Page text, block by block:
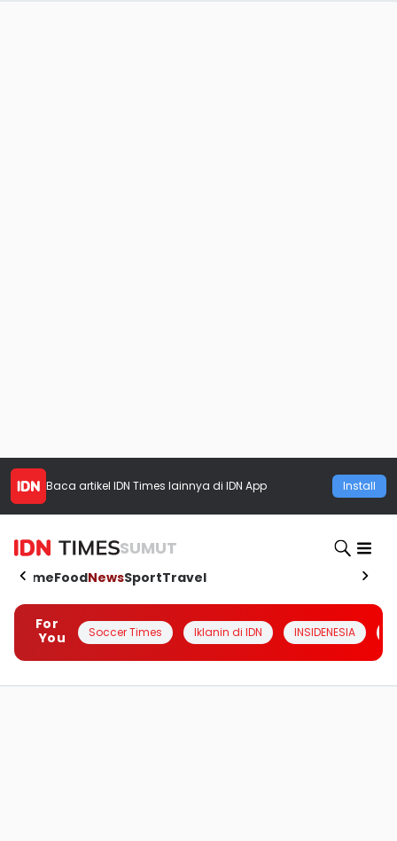
Baca artikel IDN Times lainnya di IDN App Install
SUMUT
HomeFoodNewsSportTravel
For
You
Soccer Times Iklanin di IDN INSIDENESIA